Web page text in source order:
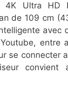
4K Ultra HD
de 109 cm
avec
entre
se connecter
convient